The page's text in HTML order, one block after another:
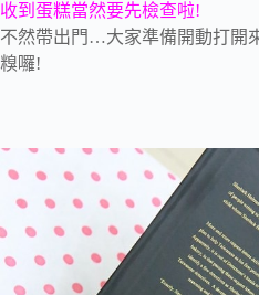
收到蛋糕當然要先檢查啦!
不然帶出門…大家準備開動打開
糗囉!